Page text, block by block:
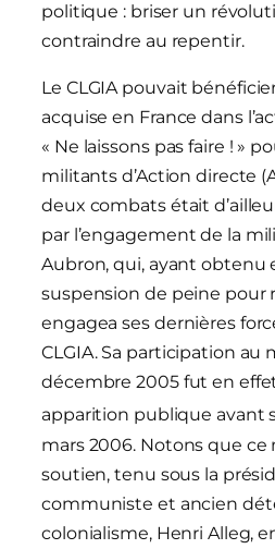
politique : briser un
contraindre au repentir.
Le CLGIA pouvait
acquise en France dans
« Ne laissons pas faire ! »
militants d’Action directe
deux combats était
par l’engagement de la
Aubron, qui, ayant obtenu
suspension de peine pour
engagea ses dernières
CLGIA. Sa participation au
décembre 2005 fut en
apparition publique avant
mars 2006. Notons que
soutien, tenu sous la
communiste et ancien
colonialisme, Henri Alleg,